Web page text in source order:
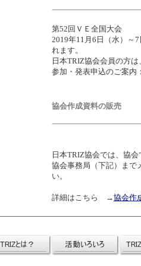
協会作成資料の販売
日本TRIZ協会では、協
協会事務局（下記）まで
い。
詳細はこちら →協会作
第52回ＶＥ全国大会
2019年11月6日（水）～7
れます。
日本TRIZ協会会員の方は
参加・発表申込のご案内